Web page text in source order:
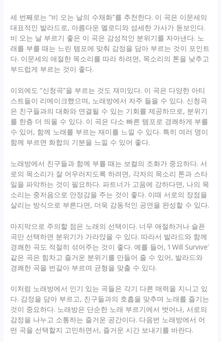
세 번째로는 “비 오는 날의 수채화”를 추천한다. 이 곡은 이문세의
대표적인 발라드로, 아름다운 멜로디와 섬세한 가사가 돋보인다.
비 오는 날 부르기 좋은 이 곡은 감성적인 분위기를 자아낸다. 노
래를 부를 때는 느린 템포에 맞춰 감정을 담아 부르는 것이 포인트
다. 이문세의 애절한 목소리를 따라 하려면, 목소리의 톤을 낮추고
부드럽게 부르는 것이 좋다.
이외에도 “신청곡”을 부르는 것도 재미있다. 이 곡은 다양한 아티
스트들이 리메이크했으며, 노래방에서 자주 들을 수 있다. 신청곡
은 친구들과의 대화와 연결될 수 있는 기회를 제공하므로, 분위기
를 한층 더 띄울 수 있다. 이 곡은 다소 빠른 템포로 경쾌하게 부를
수 있어, 함께 노래를 부르는 재미를 느낄 수 있다. 특히 여러 명이
함께 부르면 화합의 기분을 느낄 수 있어 좋다.
노래방에서 친구들과 함께 부를 때는 보컬의 조화가 중요하다. 서
로의 목소리가 잘 어우러지도록 하려면, 각자의 목소리 톤과 스타
일을 파악하는 것이 필요하다. 파트너가 고음에 강하다면, 나의 목
소리는 중저음으로 안정감을 주는 것이 좋다. 이때 서로의 장점을
살리는 방식으로 부른다면, 더욱 감동적인 공연을 완성할 수 있다.
마지막으로 주의할 점은 노래의 선택이다. 너무 애절하거나 슬픈
곡만 선택하면 분위기가 가라앉을 수 있다. 따라서 발라드와 함께
경쾌한 곡도 적절히 섞어주는 것이 좋다. 예를 들어, ‘I Will Survive’
같은 곡은 힘차고 즐거운 분위기를 만들어 줄 수 있어, 발라드와
경쾌한 곡을 번갈아 부르며 균형을 맞출 수 있다.
이처럼 노래방에서 인기 있는 곡들은 각기 다른 매력을 지니고 있
다. 감정을 담아 부르고, 친구들과의 호흡을 맞추며 노래를 즐기는
것이 중요하다. 노래방은 단순한 노래 부르기에서 벗어나, 서로의
감정을 나누고 소통하는 즐거운 공간이다. 다음번 노래방에서 어
떤 곡을 선택할지 고민하면서, 즐거운 시간 보내기를 바란다.